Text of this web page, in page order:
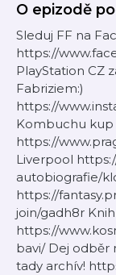
O epizodě
Sleduj FF na
https://
PlayStation CZ
Fabriziem:)
https://
Kombuchu kup
https://
Liverpool
autobiografie/
https://
join/gadh8r
https://
bavi/ Dej odběr
tady archív!